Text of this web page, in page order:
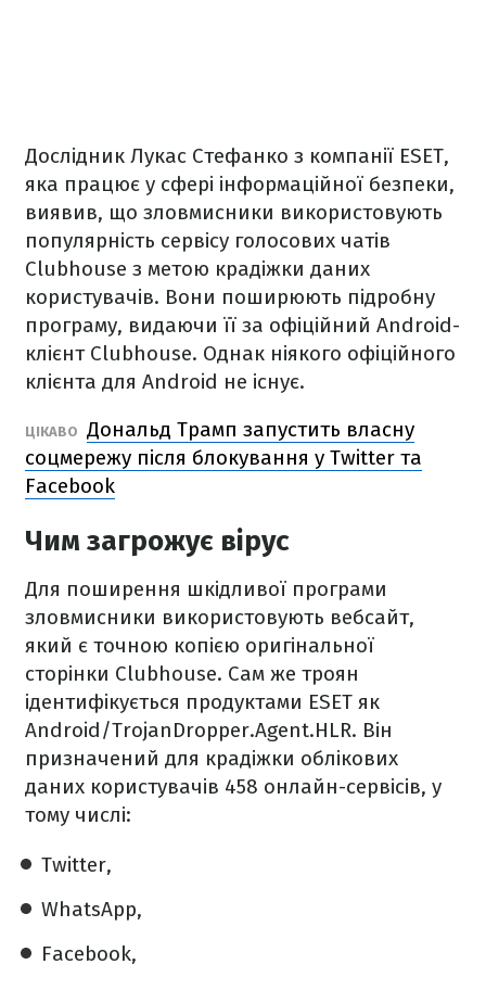
Дослідник Лукас Стефанко з компанії ESET,
яка працює у сфері інформаційної безпеки,
виявив, що зловмисники використовують
популярність сервісу голосових чатів
Clubhouse з метою крадіжки даних
користувачів. Вони поширюють підробну
програму, видаючи її за офіційний Android-
клієнт Clubhouse. Однак ніякого офіційного
клієнта для Android не існує.
ЦІКАВО Дональд Трамп запустить власну
соцмережу після блокування у Twitter та
Facebook
Чим загрожує вірус
Для поширення шкідливої програми
зловмисники використовують вебсайт,
який є точною копією оригінальної
сторінки Clubhouse. Сам же троян
ідентифікується продуктами ESET як
Android/TrojanDropper.Agent.HLR. Він
призначений для крадіжки облікових
даних користувачів 458 онлайн-сервісів, у
тому числі:
Twitter,
WhatsApp,
Facebook,